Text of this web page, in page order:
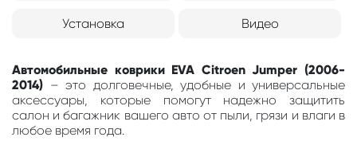
Установка Видео
Автомобильные коврики EVA Citroen Jumper (2006-
2014) – это долговечные, удобные и универсальные
аксессуары, которые помогут надежно защитить
салон и багажник вашего авто от пыли, грязи и влаги в
любое время года.